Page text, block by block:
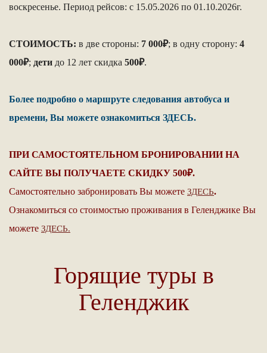
воскресенье. Период рейсов: с 15.05.2026 по 01.10.2026г.
СТОИМОСТЬ: в две стороны: 7 000₽; в одну сторону: 4
000₽; дети до 12 лет скидка 500₽.
Более подробно о маршруте следования автобуса и
времени, Вы можете ознакомиться ЗДЕСЬ.
ПРИ САМОСТОЯТЕЛЬНОМ БРОНИРОВАНИИ НА
САЙТЕ ВЫ ПОЛУЧАЕТЕ СКИДКУ 500₽.
Самостоятельно забронировать Вы можете ЗДЕСЬ.
Ознакомиться со стоимостью проживания в Геленджике Вы
можете ЗДЕСЬ.
Горящие туры в
Геленджик